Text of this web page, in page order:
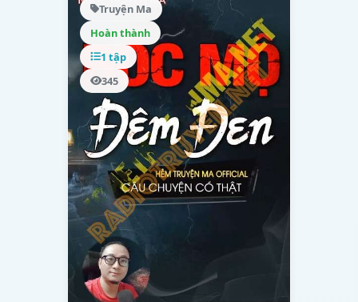
Truyện Ma
Hoàn thành
1 tập
345